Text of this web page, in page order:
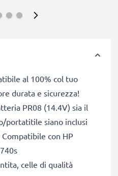
al 100% col tuo
durata e sicurezza!
PR08 (14.4V) sia il
portatitile siano inclusi
con HP
celle di qualità